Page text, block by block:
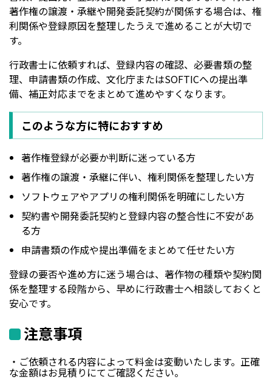
著作権の譲渡・承継や開発委託契約が関係する場合は、権
利関係や登録原因を整理したうえで進めることが大切で
す。
行政書士に依頼すれば、登録内容の確認、必要書類の整
理、申請書類の作成、文化庁またはSOFTICへの提出準
備、補正対応までをまとめて進めやすくなります。
このような方に特におすすめ
著作権登録が必要か判断に迷っている方
著作権の譲渡・承継に伴い、権利関係を整理したい方
ソフトウェアやアプリの権利関係を明確にしたい方
契約書や開発委託契約と登録内容の整合性に不安があ
る方
申請書類の作成や提出準備をまとめて任せたい方
登録の要否や進め方に迷う場合は、著作物の種類や契約関
係を整理する段階から、早めに行政書士へ相談しておくと
安心です。
注意事項
・ご依頼される内容によって料金は変動いたします。正確
な金額はお見積りにてご確認ください。